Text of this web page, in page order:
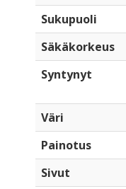
Sukupuoli
Säkäkorkeus
Syntynyt
Väri
Painotus
Sivut